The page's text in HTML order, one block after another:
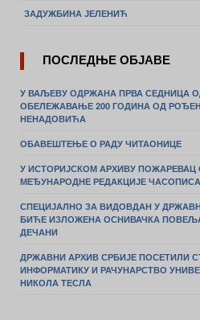
ЗАДУЖБИНА ЈЕЛЕНИЋ
ПОСЛЕДЊЕ ОБЈАВЕ
У ВАЉЕВУ ОДРЖАНА ПРВА СЕДНИЦА
ОБЕЛЕЖАВАЊЕ 200 ГОДИНА ОД
НЕНАДОВИЋА
ОБАВЕШТЕЊЕ О РАДУ ЧИТАОНИЦЕ
У ИСТОРИЈСКОМ АРХИВУ ПОЖАРЕВАЦ
МЕЂУНАРОДНЕ РЕДАКЦИЈЕ
СПЕЦИЈАЛНО ЗА ВИДОВДАН У
БИЋЕ ИЗЛОЖЕНА ОСНИВАЧКА
ДЕЧАНИ
ДРЖАВНИ АРХИВ СРБИЈЕ ПОСЕТИЛИ
ИНФОРМАТИКУ И РАЧУНАРСТВО
НИКОЛА ТЕСЛА